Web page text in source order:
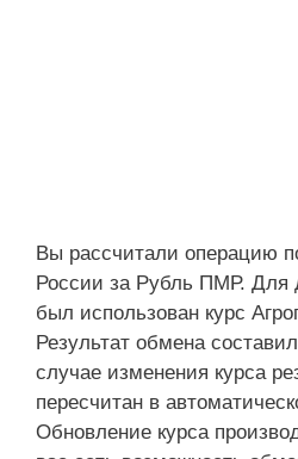
Вы рассчитали операцию
России за Рубль ПМР. Для
был использован курс
Результат обмена
случае изменения курса
пересчитан в
Обновление курса